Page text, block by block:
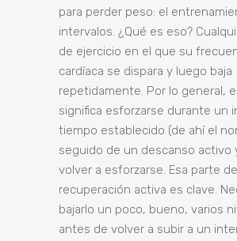
para perder peso: el
intervalos. ¿Qué es eso?
de ejercicio en el que su
cardíaca se dispara y luego baja
repetidamente. Por lo general,
significa esforzarse durante un
tiempo establecido (de ahí el
seguido de un descanso activo
volver a esforzarse. Esa parte de
recuperación activa es clave.
bajarlo un poco, bueno, varios
antes de volver a subir a un